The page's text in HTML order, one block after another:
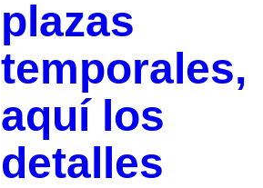
plazas
temporales,
aquí los
detalles